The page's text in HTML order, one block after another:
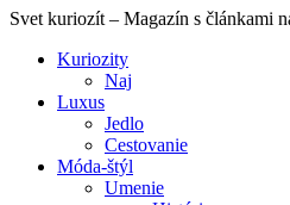
Svet kuriozít – Magazín s článkami
Kuriozity
Naj
Luxus
Jedlo
Cestovanie
Móda-štýl
Umenie